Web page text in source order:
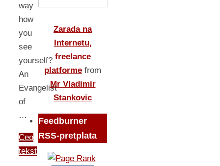
way
how
you
see
yourself?
An
Evangelist
of
…
Ceo
tekst
Zarada na
Internetu,
freelance
platforme from
Mr Vladimir
Stankovic
Feedburner
RSS-pretplata